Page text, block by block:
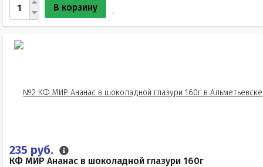
В корзину
235 руб.
КФ МИР Ананас в шоколадной глазури 160г